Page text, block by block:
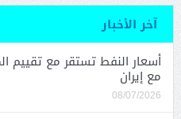
آخر الأخبار
أسعار النفط تستقر مع تقييم
مع إيران
08/07/2026